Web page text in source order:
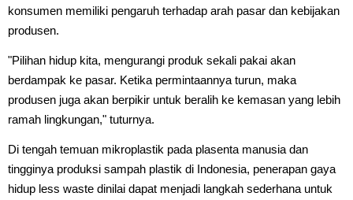
konsumen memiliki pengaruh terhadap arah pasar dan kebijakan
produsen.
"Pilihan hidup kita, mengurangi produk sekali pakai akan
berdampak ke pasar. Ketika permintaannya turun, maka
produsen juga akan berpikir untuk beralih ke kemasan yang lebih
ramah lingkungan," tuturnya.
Di tengah temuan mikroplastik pada plasenta manusia dan
tingginya produksi sampah plastik di Indonesia, penerapan gaya
hidup less waste dinilai dapat menjadi langkah sederhana untuk